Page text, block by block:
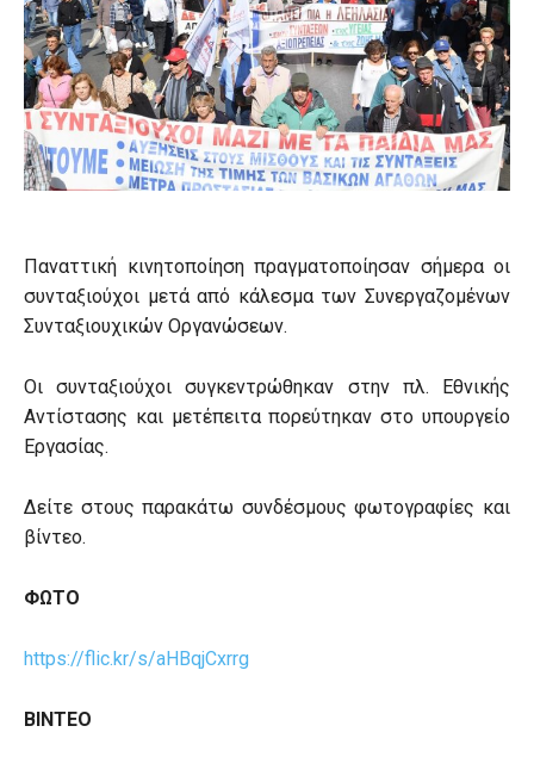
Παναττική κινητοποίηση πραγματοποίησαν σήμερα οι
συνταξιούχοι μετά από κάλεσμα των Συνεργαζομένων
Συνταξιουχικών Οργανώσεων.
Οι συνταξιούχοι συγκεντρώθηκαν στην πλ. Εθνικής
Αντίστασης και μετέπειτα πορεύτηκαν στο υπουργείο
Εργασίας.
Δείτε στους παρακάτω συνδέσμους φωτογραφίες και
βίντεο.
ΦΩΤΟ
https://flic.kr/s/aHBqjCxrrg
ΒΙΝΤΕΟ